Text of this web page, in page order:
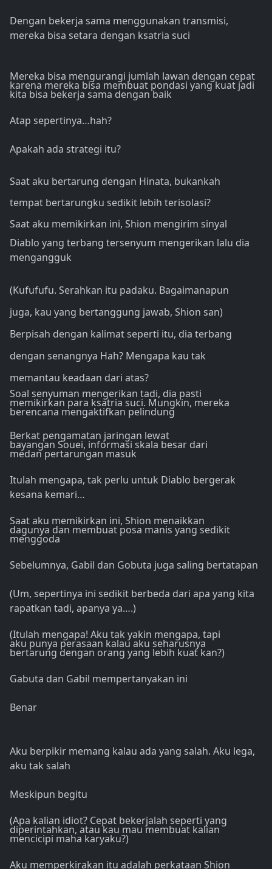
Dengan bekerja sama menggunakan transmisi,
mereka bisa setara dengan ksatria suci
Mereka bisa mengurangi jumlah lawan dengan cepat
karena mereka bisa membuat pondasi yang kuat jadi
kita bisa bekerja sama dengan baik
Atap sepertinya…hah?
Apakah ada strategi itu?
Saat aku bertarung dengan Hinata, bukankah
tempat bertarungku sedikit lebih terisolasi?
Saat aku memikirkan ini, Shion mengirim sinyal
Diablo yang terbang tersenyum mengerikan lalu dia
mengangguk
(Kufufufu. Serahkan itu padaku. Bagaimanapun
juga, kau yang bertanggung jawab, Shion san)
Berpisah dengan kalimat seperti itu, dia terbang
dengan senangnya Hah? Mengapa kau tak
memantau keadaan dari atas?
Soal senyuman mengerikan tadi, dia pasti
memikirkan para ksatria suci. Mungkin, mereka
berencana mengaktifkan pelindung
Berkat pengamatan jaringan lewat
bayangan Souei, informasi skala besar dari
medan pertarungan masuk
Itulah mengapa, tak perlu untuk Diablo bergerak
kesana kemari…
Saat aku memikirkan ini, Shion menaikkan
dagunya dan membuat posa manis yang sedikit
menggoda
Sebelumnya, Gabil dan Gobuta juga saling bertatapan
(Um, sepertinya ini sedikit berbeda dari apa yang kita
rapatkan tadi, apanya ya….)
(Itulah mengapa! Aku tak yakin mengapa, tapi
aku punya perasaan kalau aku seharusnya
bertarung dengan orang yang lebih kuat kan?)
Gabuta dan Gabil mempertanyakan ini
Benar
Aku berpikir memang kalau ada yang salah. Aku lega,
aku tak salah
Meskipun begitu
(Apa kalian idiot? Cepat bekerjalah seperti yang
diperintahkan, atau kau mau membuat kalian
mencicipi maha karyaku?)
Aku memperkirakan itu adalah perkataan Shion